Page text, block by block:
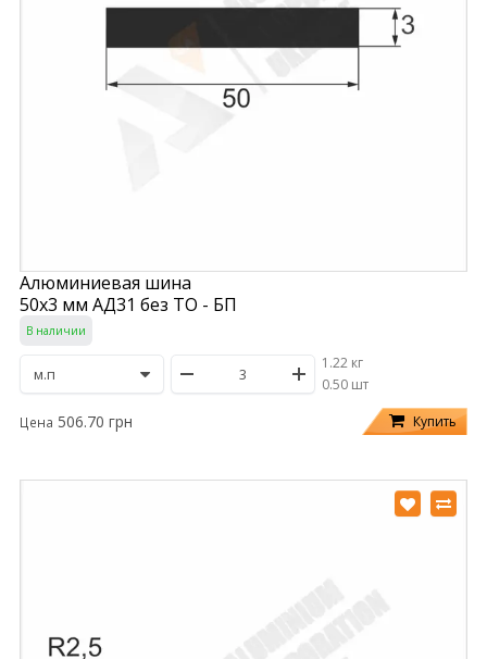
Алюминиевая шина
50х3 мм АД31 без ТО - БП
В наличии
1.22 кг
/0.50 шт
Цена 506.70 грн Купить